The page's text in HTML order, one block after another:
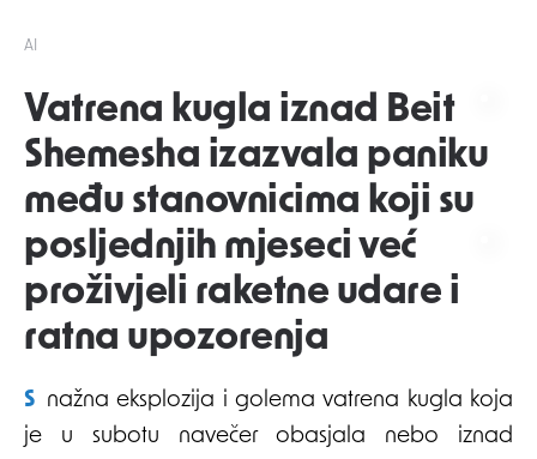
AI
Vatrena kugla iznad Beit
Shemesha izazvala paniku
među stanovnicima koji su
posljednjih mjeseci već
proživjeli raketne udare i
ratna upozorenja
Snažna eksplozija i golema vatrena kugla koja
je u subotu navečer obasjala nebo iznad